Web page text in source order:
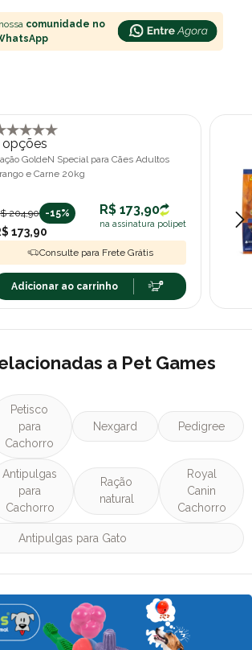
comunidade no
opções
GoldeN Special para Cães Adultos
e Carne 20kg
204,90 -15%
173,90
R$ 173,90
na assinatura polipet
Consulte para Frete Grátis
Adicionar ao carrinho
a Pet Games
Petisco
para
Cachorro
Nexgard Pedigree
Antipulgas
para
Cachorro
Ração
natural
Royal
Canin
Cachorro
Antipulgas para Gato